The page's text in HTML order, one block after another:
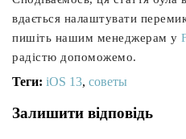
вдається налаштувати
пишіть нашим менеджерам у
радістю допоможемо.
Теги: iOS 13, советы
Залишити відповідь